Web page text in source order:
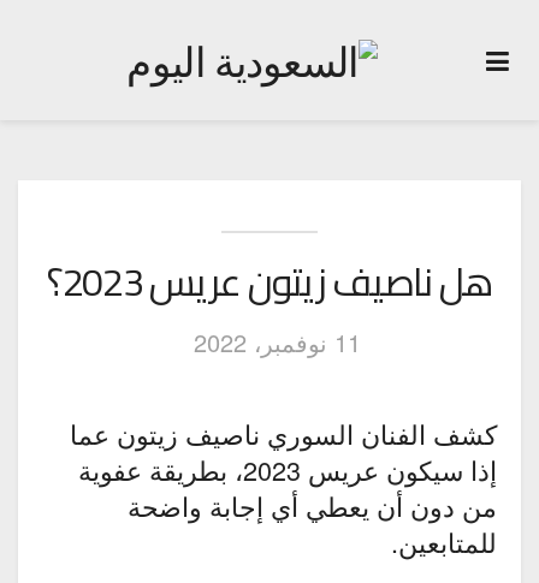
هل ناصيف زيتون عريس 2023؟
11 نوفمبر، 2022
كشف الفنان السوري ناصيف زيتون عما
إذا سيكون عريس 2023، بطريقة عفوية
من دون أن يعطي أي إجابة واضحة
للمتابعين.